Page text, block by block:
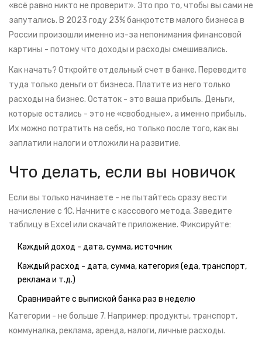
«всё равно никто не проверит». Это про то, чтобы вы сами не
запутались. В 2023 году 23% банкротств малого бизнеса в
России произошли именно из-за непонимания финансовой
картины - потому что доходы и расходы смешивались.
Как начать? Откройте отдельный счет в банке. Переведите
туда только деньги от бизнеса. Платите из него только
расходы на бизнес. Остаток - это ваша прибыль. Деньги,
которые остались - это не «свободные», а именно прибыль.
Их можно потратить на себя, но только после того, как вы
заплатили налоги и отложили на развитие.
Что делать, если вы новичок
Если вы только начинаете - не пытайтесь сразу вести
начисление с 1С. Начните с кассового метода. Заведите
таблицу в Excel или скачайте приложение. Фиксируйте:
Каждый доход - дата, сумма, источник
Каждый расход - дата, сумма, категория (еда, транспорт,
реклама и т.д.)
Сравнивайте с выпиской банка раз в неделю
Категории - не больше 7. Например: продукты, транспорт,
коммуналка, реклама, аренда, налоги, личные расходы.